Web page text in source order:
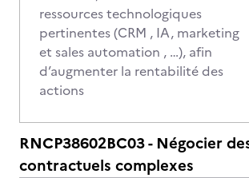
ressources technologiques
pertinentes (CRM , IA, marketing
et sales automation , …), afin
d’augmenter la rentabilité des
actions
RNCP38602BC03 - Négocier
contractuels complexes